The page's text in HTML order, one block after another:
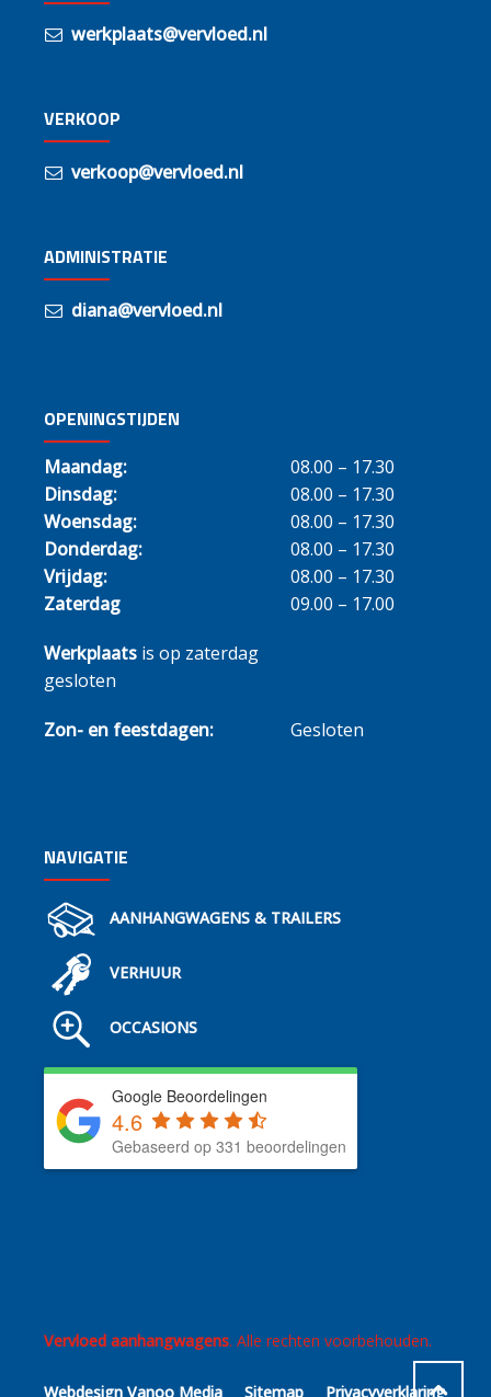
werkplaats@vervloed.nl
VERKOOP
verkoop@vervloed.nl
ADMINISTRATIE
diana@vervloed.nl
OPENINGSTIJDEN
Maandag:
08.00 – 17.30
Dinsdag:
08.00 – 17.30
Woensdag:
08.00 – 17.30
Donderdag:
08.00 – 17.30
Vrijdag:
08.00 – 17.30
Zaterdag
09.00 – 17.00
Werkplaats is op zaterdag
gesloten
Zon- en feestdagen: Gesloten
NAVIGATIE
AANHANGWAGENS & TRAILERS
VERHUUR
OCCASIONS
Google Beoordelingen
4.6
Gebaseerd op 331 beoordelingen
Vervloed aanhangwagens. Alle rechten voorbehouden.
Webdesign Vanoo Media Sitemap Privacyverklaring